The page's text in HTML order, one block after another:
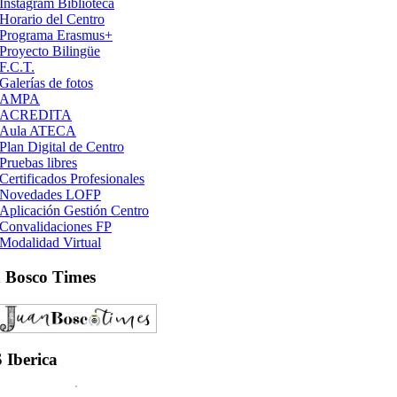
Instagram Biblioteca
Horario del Centro
Programa Erasmus+
Proyecto Bilingüe
F.C.T.
Galerías de fotos
AMPA
ACREDITA
Aula ATECA
Plan Digital de Centro
Pruebas libres
Certificados Profesionales
Novedades LOFP
Aplicación Gestión Centro
Convalidaciones FP
Modalidad Virtual
Bosco Times
Iberica